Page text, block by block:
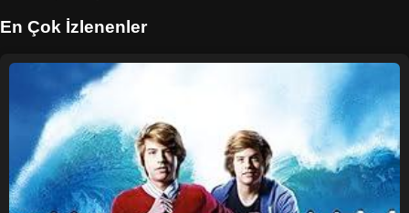
En Çok İzlenenler